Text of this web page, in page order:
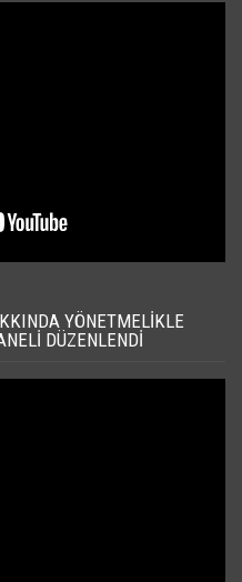
YÖNETMELIKLE
DÜZENLENDI